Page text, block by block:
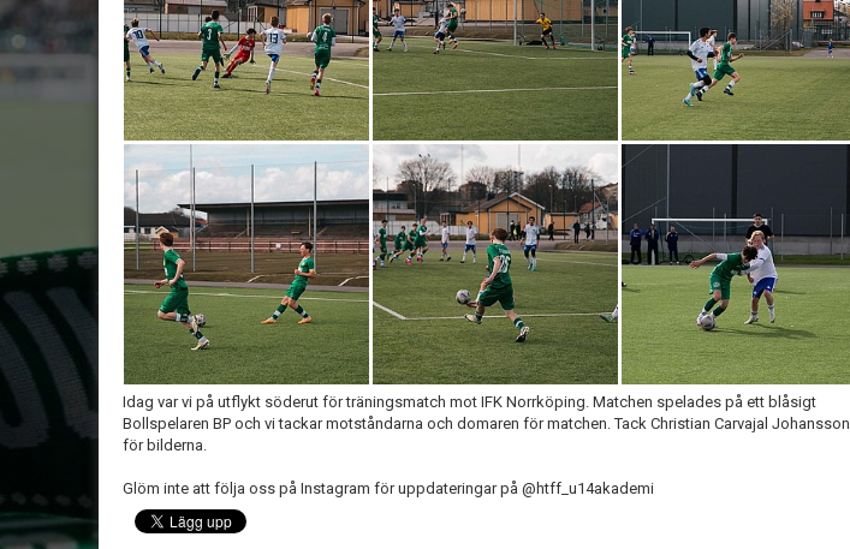
Idag var vi på utflykt söderut för träningsmatch mot IFK Norrköping. Matchen spelades på ett blåsigt
Bollspelaren BP och vi tackar motståndarna och domaren för matchen. Tack Christian Carvajal Johansson
för bilderna.
Glöm inte att följa oss på Instagram för uppdateringar på @htff_u14akademi